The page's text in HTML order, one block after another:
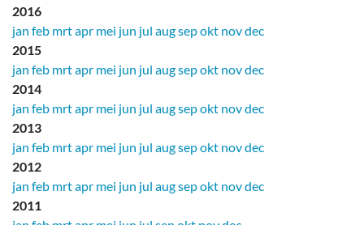
2016
jan feb mrtapr mei jun jul augsepokt novdec
2015
jan feb mrtapr mei jun jul augsepokt novdec
2014
jan feb mrtapr mei jun jul augsepokt novdec
2013
jan feb mrtapr mei jun jul augsepokt novdec
2012
jan feb mrtapr mei jun jul augsepokt novdec
2011